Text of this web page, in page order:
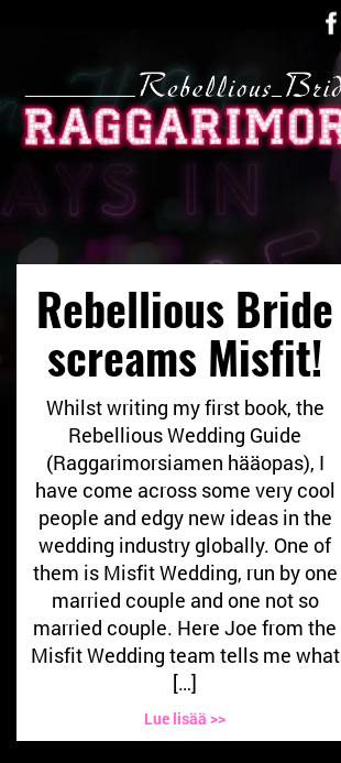
Rebellious Bride
screams Misfit!
Whilst writing my first book, the
Rebellious Wedding Guide
(Raggarimorsiamen hääopas), I
have come across some very cool
people and edgy new ideas in the
wedding industry globally. One of
them is Misfit Wedding, run by one
married couple and one not so
married couple. Here Joe from the
Misfit Wedding team tells me what
[…]
Lue lisää >>